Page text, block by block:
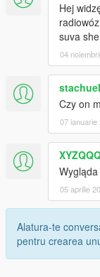
Hej
suva
04
Czy on
07 ianuarie
05 aprilie
Alatura-te
pentru crearea